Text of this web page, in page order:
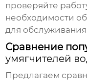
проверяйте
необходимости
для
Сравнение
умягчителей
Предлагаем